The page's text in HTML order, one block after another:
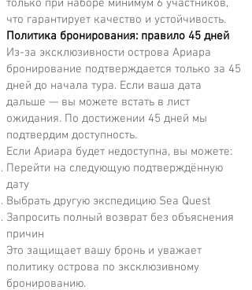
только при наборе минимум 6 участников,
что гарантирует качество и устойчивость.
Политика бронирования: правило 45 дней
Из-за эксклюзивности острова Ариара
бронирование подтверждается только за 45
дней до начала тура. Если ваша дата
дальше — вы можете встать в лист
ожидания. По достижении 45 дней мы
подтвердим доступность.
Если Ариара будет недоступна, вы можете:
Перейти на следующую подтверждённую
дату
Выбрать другую экспедицию Sea Quest
Запросить полный возврат без объяснения
причин
Это защищает вашу бронь и уважает
политику острова по эксклюзивному
бронированию.